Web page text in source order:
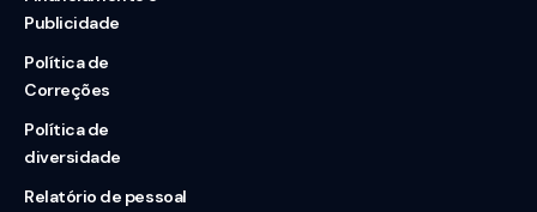
Publicidade
Política de
Correções
Política de
diversidade
Relatório de pessoal